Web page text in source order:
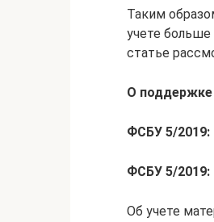
Таким
учете
статье
О поддержке
ФСБУ 5/2019:
ФСБУ 5/2019:
Об учете